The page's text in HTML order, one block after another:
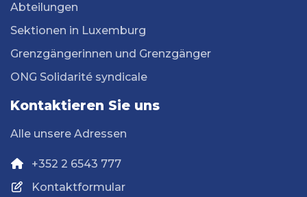
Abteilungen
Sektionen in Luxemburg
Grenzgängerinnen und Grenzgänger
ONG Solidarité syndicale
Kontaktieren Sie uns
Alle unsere Adressen
+352 2 6543 777
Kontaktformular